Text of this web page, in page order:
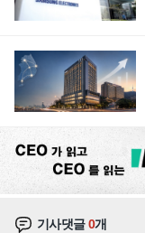
기사댓글0개